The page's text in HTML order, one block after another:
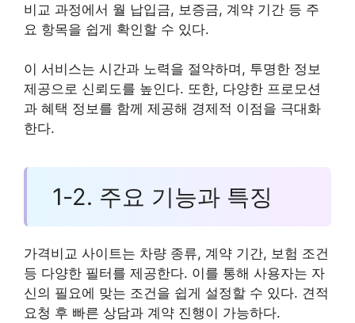
비교 과정에서 월 납입금, 보증금, 계약 기간 등 주
요 항목을 쉽게 확인할 수 있다.
이 서비스는 시간과 노력을 절약하며, 투명한 정보
제공으로 신뢰도를 높인다. 또한, 다양한 프로모션
과 혜택 정보를 함께 제공해 경제적 이점을 극대화
한다.
1-2. 주요 기능과 특징
가격비교 사이트는 차량 종류, 계약 기간, 보험 조건
등 다양한 필터를 제공한다. 이를 통해 사용자는 자
신의 필요에 맞는 조건을 쉽게 설정할 수 있다. 견적
요청 후 빠른 상담과 계약 진행이 가능하다.